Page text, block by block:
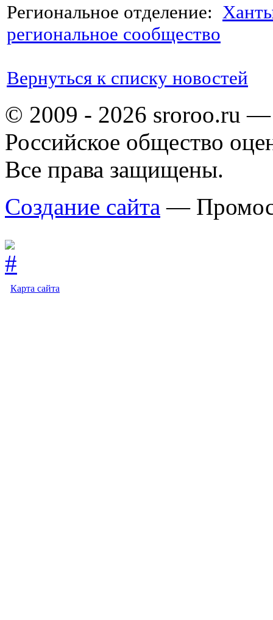
Региональное отделение:
региональное сообщество
Вернуться к списку новостей
© 2009 - 2026 sroroo.ru —
Российское общество
Все права защищены.
Создание сайта —
Карта сайта